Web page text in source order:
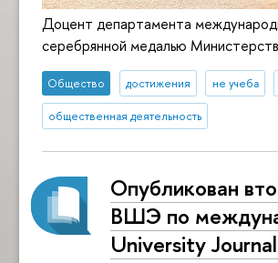
Доцент департамента
серебрянной медалью
Общество достижения не учеба
общественная деятельность
Опубликован
ВШЭ по
University